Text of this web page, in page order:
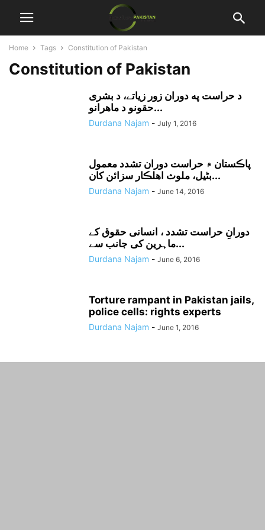
Home Tags Constitution of Pakistan
Constitution of Pakistan
د حراست په دوران زور زياتے، د بشرى
حقونو د ماهرانو...
Durdana Najam - July 1, 2016
پاڪستان ۾ حراست دوران تشدد معمول
بڻيل، ملوث اهلڪار سزائن کان...
Durdana Najam - June 14, 2016
دورانِ حراست تشدد ، انسانی حقوق کے
ماہرین کی جانب سے...
Durdana Najam - June 6, 2016
Torture rampant in Pakistan jails,
police cells: rights experts
Durdana Najam - June 1, 2016